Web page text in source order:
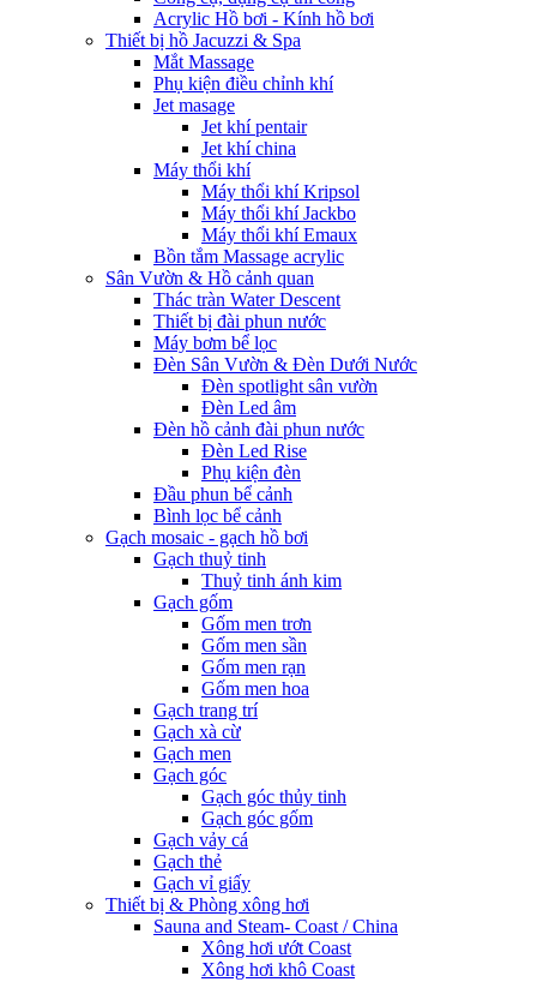
Acrylic Hồ bơi - Kính hồ bơi
Thiết bị hồ Jacuzzi & Spa
Mắt Massage
Phụ kiện điều chỉnh khí
Jet masage
Jet khí pentair
Jet khí china
Máy thổi khí
Máy thổi khí Kripsol
Máy thổi khí Jackbo
Máy thổi khí Emaux
Bồn tắm Massage acrylic
Sân Vườn & Hồ cảnh quan
Thác tràn Water Descent
Thiết bị đài phun nước
Máy bơm bể lọc
Đèn Sân Vườn & Đèn Dưới Nước
Đèn spotlight sân vườn
Đèn Led âm
Đèn hồ cảnh đài phun nước
Đèn Led Rise
Phụ kiện đèn
Đầu phun bể cảnh
Bình lọc bể cảnh
Gạch mosaic - gạch hồ bơi
Gạch thuỷ tinh
Thuỷ tinh ánh kim
Gạch gốm
Gốm men trơn
Gốm men sần
Gốm men rạn
Gốm men hoa
Gạch trang trí
Gạch xà cừ
Gạch men
Gạch góc
Gạch góc thủy tinh
Gạch góc gốm
Gạch vảy cá
Gạch thẻ
Gạch vỉ giấy
Thiết bị & Phòng xông hơi
Sauna and Steam- Coast / China
Xông hơi ướt Coast
Xông hơi khô Coast